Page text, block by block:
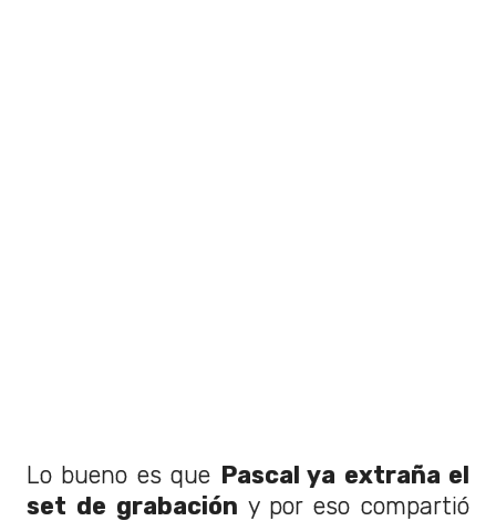
Lo bueno es que Pascal ya extraña el
set de grabación y por eso compartió